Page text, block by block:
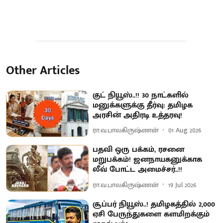
Other Articles
குட் நியூஸ்..!! 30 நாட்களில்
மனுக்களுக்கு தீர்வு: தமிழக
அரசின் அதிரடி உத்தரவு!
ரா.வ.பாலகிருஷ்ணன் 01 Aug 2026
பதவி ஒரு பக்கம், ரசனை
மறுபக்கம்! ஜனநாயகனுக்காக
லீவ் போட்ட அமைச்சர்..!!
ரா.வ.பாலகிருஷ்ணன் 19 Jul 2026
சூப்பர் நியூஸ்..! தமிழகத்தில் 2,000
ஏசி பேருந்துகளை களமிறக்கும்